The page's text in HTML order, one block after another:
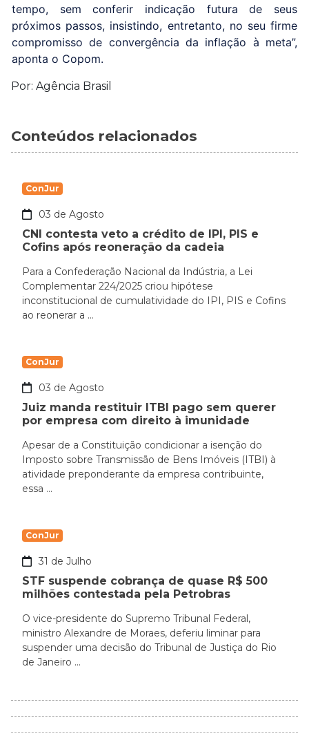
tempo, sem conferir indicação futura de seus
próximos passos, insistindo, entretanto, no seu firme
compromisso de convergência da inflação à meta”,
aponta o Copom.
Por: Agência Brasil
Conteúdos relacionados
ConJur
03 de Agosto
CNI contesta veto a crédito de IPI, PIS e
Cofins após reoneração da cadeia
Para a Confederação Nacional da Indústria, a Lei
Complementar 224/2025 criou hipótese
inconstitucional de cumulatividade do IPI, PIS e Cofins
ao reonerar a ...
ConJur
03 de Agosto
Juiz manda restituir ITBI pago sem querer
por empresa com direito à imunidade
Apesar de a Constituição condicionar a isenção do
Imposto sobre Transmissão de Bens Imóveis (ITBI) à
atividade preponderante da empresa contribuinte,
essa ...
ConJur
31 de Julho
STF suspende cobrança de quase R$ 500
milhões contestada pela Petrobras
O vice-presidente do Supremo Tribunal Federal,
ministro Alexandre de Moraes, deferiu liminar para
suspender uma decisão do Tribunal de Justiça do Rio
de Janeiro ...